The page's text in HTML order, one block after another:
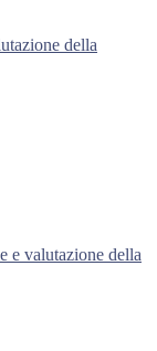
della
e valutazione della